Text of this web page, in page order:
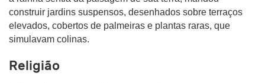
construir jardins suspensos, desenhados sobre terraços
elevados, cobertos de palmeiras e plantas raras, que
simulavam colinas.
Religião